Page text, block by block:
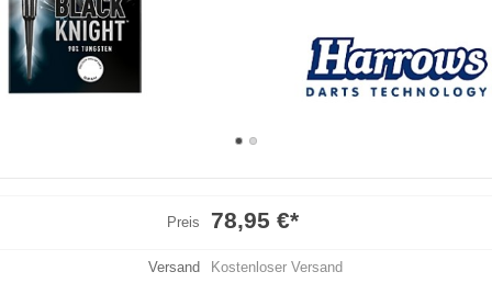
Preis 78,95 €*
Versand Kostenloser Versand